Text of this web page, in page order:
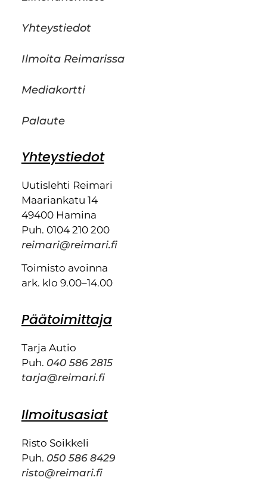
Yhteystiedot
Ilmoita Reimarissa
Mediakortti
Palaute
Yhteystiedot
Uutislehti Reimari
Maariankatu 14
49400 Hamina
Puh. 0104 210 200
reimari@reimari.fi
Toimisto avoinna
ark. klo 9.00–14.00
Päätoimittaja
Tarja Autio
Puh. 040 586 2815
tarja@reimari.fi
Ilmoitusasiat
Risto Soikkeli
Puh. 050 586 8429
risto@reimari.fi